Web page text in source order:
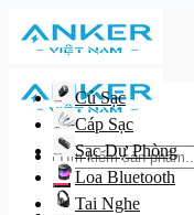
content
Tìm
kiếm:
Củ Sạc
Cáp Sạc
Sạc Dự Phòng
Loa Bluetooth
Tai Nghe